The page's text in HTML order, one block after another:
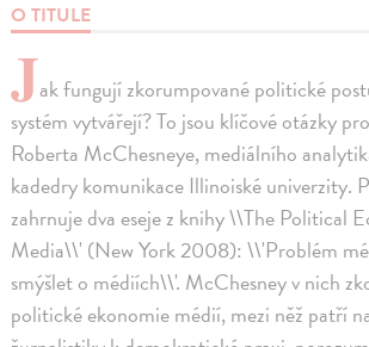
O TITULE
Jak fungují zkorumpované politické
systém vytvářejí? To jsou klíčové otázky
Roberta McChesneye, mediálního
kadedry komunikace Illinoiské univerzity.
zahrnuje dva eseje z knihy \\The Political
Media\\' (New York 2008): \\'Problém
smýšlet o médiích\\'. McChesney v nich
politické ekonomie médií, mezi něž patří